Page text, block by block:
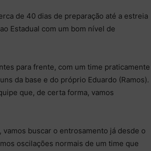
de 40 dias de preparação até a estreia
Estadual com um bom nível de
para frente, com um time praticamente
da base e do próprio Eduardo (Ramos).
que, de certa forma, vamos
buscar o entrosamento já desde o
oscilações normais de um time que